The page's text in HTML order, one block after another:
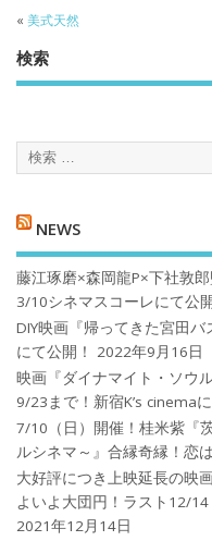
« 美式天然
検索
NEWS
藤江琢磨×森岡龍P×下社敦郎
3/10シネマスコーレにて公
DIY映画『帰ってきた宮田
にて公開！
2022年9月16日
映画『ダイナマイト・ソウ
9/23まで！新宿K’s cinema
7/10（日）開催！桂米紫『
ルシネマ～』合縁奇縁！恋
大好評につき上映延長の映
よいよ大団円！ラスト12/
2021年12月14日